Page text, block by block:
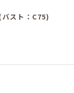
スト：C75)